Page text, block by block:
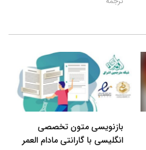
بازنویسی متون تخصصی
انگلیسی با گارانتی مادام العمر